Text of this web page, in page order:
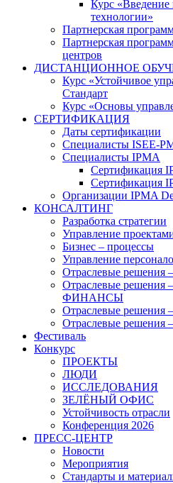
Курс
технологии»
Партнерская
Партнерская
центров
ДИСТАНЦИОННОЕ
Курс «Устойчивое
Стандарт
Курс «Основы
СЕРТИФИКАЦИЯ
Даты сертификации
Специалисты ISEE-
Специалисты IPMA
Сертификация
Сертификация
Организации IPMA
КОНСАЛТИНГ
Разработка стратегии
Управление
Бизнес – процессы
Управление
Отраслевые
Отраслевые
ФИНАНСЫ
Отраслевые
Отраслевые
Фестиваль
Конкурс
ПРОЕКТЫ
ЛЮДИ
ИССЛЕДОВАНИЯ
ЗЕЛЁНЫЙ ОФИС
Устойчивость отрасли
Конференция 2026
ПРЕСС-ЦЕНТР
Новости
Мероприятия
Стандарты и